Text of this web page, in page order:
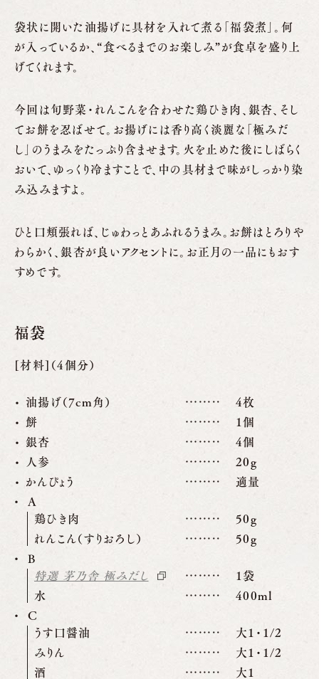
袋状に開いた油揚げに具材を入れて煮る「福袋煮」。何
が入っているか、“食べるまでのお楽しみ”が食卓を盛り上
げてくれます。
今回は旬野菜・れんこんを合わせた鶏ひき肉、銀杏、そし
てお餅を忍ばせて。お揚げには香り高く淡麗な「極みだ
し」のうまみをたっぷり含ませます。火を止めた後にしばらく
おいて、ゆっくり冷ますことで、中の具材まで味がしっかり染
み込みますよ。
ひと口頬張れば、じゅわっとあふれるうまみ。お餅はとろりや
わらかく、銀杏が良いアクセントに。お正月の一品にもおす
すめです。
福袋
[材料]（4個分）
油揚げ（7cm角）
4枚
餅
1個
銀杏
4個
人参
20g
かんぴょう
適量
A
鶏ひき肉
50g
れんこん（すりおろし）
50g
B
特選 茅乃舎 極みだし
1袋
水
400ml
C
うす口醤油
大1・1/2
みりん
大1・1/2
酒
大1